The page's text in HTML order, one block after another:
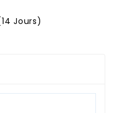
Jours)